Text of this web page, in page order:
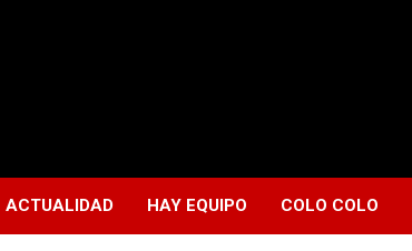
ACTUALIDAD HAY EQUIPO COLO COLO